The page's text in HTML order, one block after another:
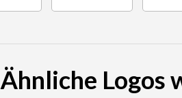
Ähnliche Logos